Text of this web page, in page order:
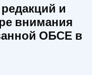
и
внимания
ОБСЕ в